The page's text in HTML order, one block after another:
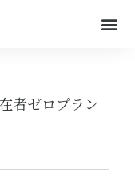
者ゼロプラン